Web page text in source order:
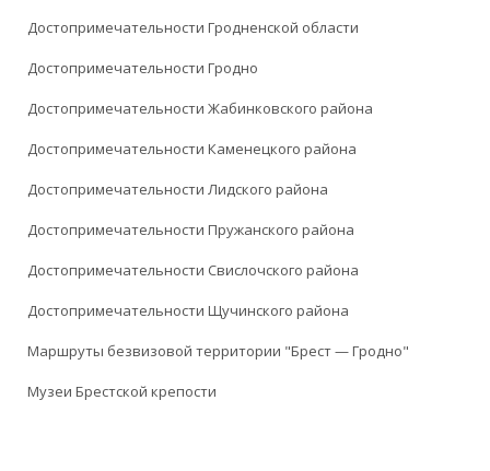
Достопримечательности Гродненской области
Достопримечательности Гродно
Достопримечательности Жабинковского района
Достопримечательности Каменецкого района
Достопримечательности Лидского района
Достопримечательности Пружанского района
Достопримечательности Свислочского района
Достопримечательности Щучинского района
Маршруты безвизовой территории "Брест — Гродно"
Музеи Брестской крепости